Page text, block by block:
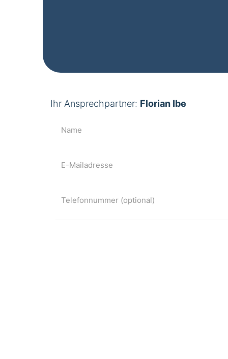
Ihr Ansprechpartner: Florian Ibe